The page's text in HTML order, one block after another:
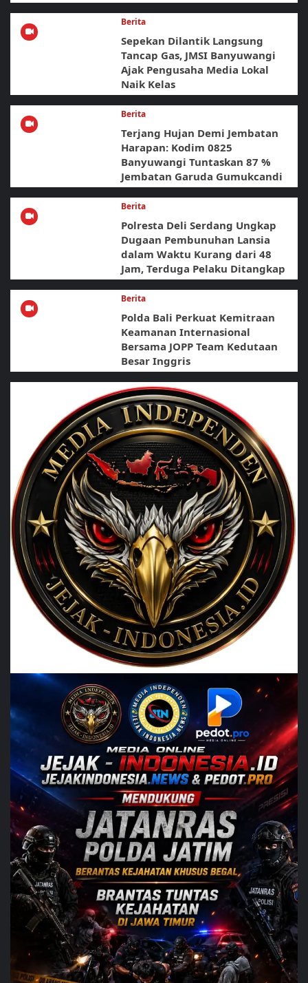
Berita
Sepekan Dilantik Langsung
Tancap Gas, JMSI Banyuwangi
Ajak Pengusaha Media Lokal
Naik Kelas
Berita
Terjang Hujan Demi Jembatan
Harapan: Kodim 0825
Banyuwangi Tuntaskan 87 %
Jembatan Garuda Gumukcandi
Berita
Polresta Deli Serdang Ungkap
Dugaan Pembunuhan Lansia
dalam Waktu Kurang dari 48
Jam, Terduga Pelaku Ditangkap
Berita
Polda Bali Perkuat Kemitraan
Keamanan Internasional
Bersama JOPP Team Kedutaan
Besar Inggris